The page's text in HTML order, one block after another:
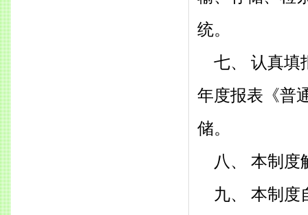
统。
七、 认真填
年度报表《普
储。
八、 本制度
九、 本制度